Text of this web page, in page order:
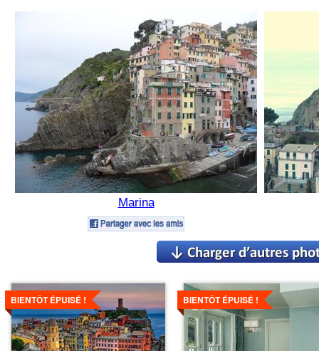
Marina
BIENTÔT ÉPUISÉ !
Voir
les
détails
BIENTÔT ÉPUISÉ !
Voir
les
détails